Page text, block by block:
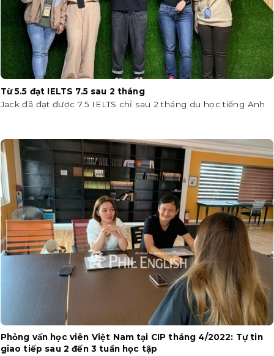
Từ 5.5 đạt IELTS 7.5 sau 2 tháng
Jack đã đạt được 7.5 IELTS chỉ sau 2 tháng du học tiếng Anh
Phỏng vấn học viên Việt Nam tại CIP tháng 4/2022: Tự tin
giao tiếp sau 2 đến 3 tuần học tập